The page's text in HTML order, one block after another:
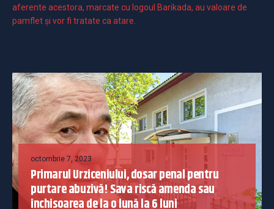
aferente acestora, marcate cu logoul Barikada, au valoare de
pamflet și vor fi tratate ca atare.
octombrie 7, 2023
Primarul Urziceniului, dosar penal pentru
purtare abuzivă! Sava riscă amenda sau
închisoarea de la o lună la 6 luni